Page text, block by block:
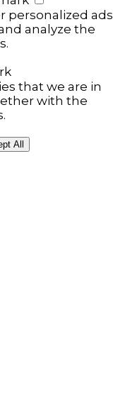
personalized ads
analyze the
that we are in
with the
All